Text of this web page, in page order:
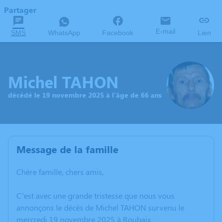
Partager
SMS WhatsApp Facebook E-mail Lien
Michel TAHON
décédé le 19 novembre 2025 à l'âge de 66 ans
Message de la famille
Chère famille, chers amis,
C’est avec une grande tristesse que nous vous
annonçons le décès de Michel TAHON survenu le
mercredi 19 novembre 2025 à Roubaix.